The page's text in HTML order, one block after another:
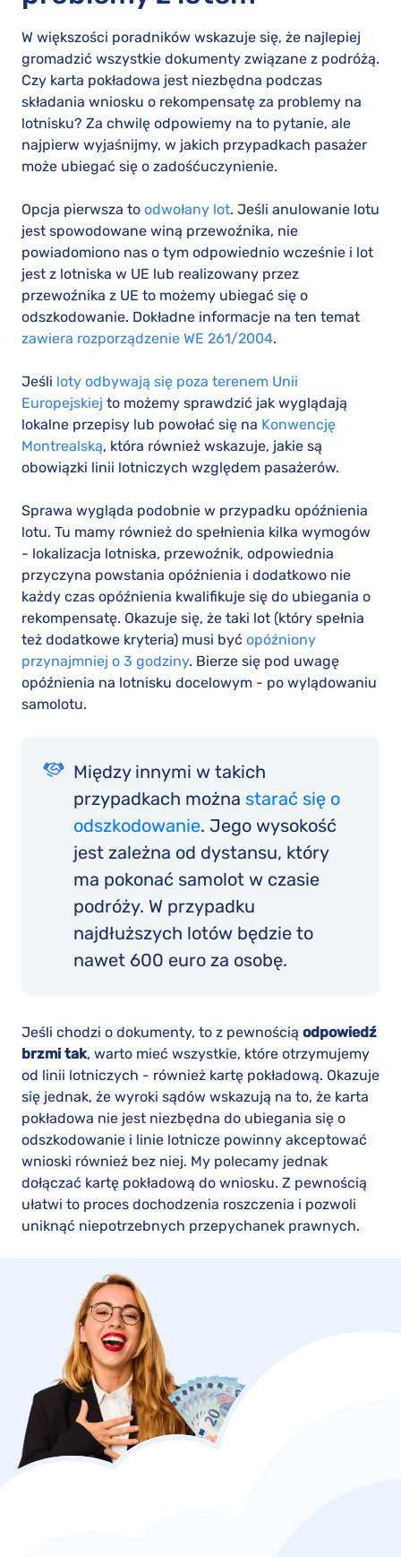
W większości poradników wskazuje się, że najlepiej
gromadzić wszystkie dokumenty związane z podróżą.
Czy karta pokładowa jest niezbędna podczas
składania wniosku o rekompensatę za problemy na
lotnisku? Za chwilę odpowiemy na to pytanie, ale
najpierw wyjaśnijmy, w jakich przypadkach pasażer
może ubiegać się o zadośćuczynienie.
Opcja pierwsza to odwołany lot. Jeśli anulowanie lotu
jest spowodowane winą przewoźnika, nie
powiadomiono nas o tym odpowiednio wcześnie i lot
jest z lotniska w UE lub realizowany przez
przewoźnika z UE to możemy ubiegać się o
odszkodowanie. Dokładne informacje na ten temat
zawiera rozporządzenie WE 261/2004.
Jeśli loty odbywają się poza terenem Unii
Europejskiej to możemy sprawdzić jak wyglądają
lokalne przepisy lub powołać się na Konwencję
Montrealską, która również wskazuje, jakie są
obowiązki linii lotniczych względem pasażerów.
Sprawa wygląda podobnie w przypadku opóźnienia
lotu. Tu mamy również do spełnienia kilka wymogów
- lokalizacja lotniska, przewoźnik, odpowiednia
przyczyna powstania opóźnienia i dodatkowo nie
każdy czas opóźnienia kwalifikuje się do ubiegania o
rekompensatę. Okazuje się, że taki lot (który spełnia
też dodatkowe kryteria) musi być opóźniony
przynajmniej o 3 godziny. Bierze się pod uwagę
opóźnienia na lotnisku docelowym - po wylądowaniu
samolotu.
Między innymi w takich
przypadkach można starać się o
odszkodowanie. Jego wysokość
jest zależna od dystansu, który
ma pokonać samolot w czasie
podróży. W przypadku
najdłuższych lotów będzie to
nawet 600 euro za osobę.
Jeśli chodzi o dokumenty, to z pewnością odpowiedź
brzmi tak, warto mieć wszystkie, które otrzymujemy
od linii lotniczych - również kartę pokładową. Okazuje
się jednak, że wyroki sądów wskazują na to, że karta
pokładowa nie jest niezbędna do ubiegania się o
odszkodowanie i linie lotnicze powinny akceptować
wnioski również bez niej. My polecamy jednak
dołączać kartę pokładową do wniosku. Z pewnością
ułatwi to proces dochodzenia roszczenia i pozwoli
uniknąć niepotrzebnych przepychanek prawnych.